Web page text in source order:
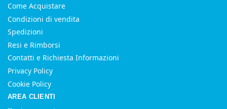
Come Acquistare
Condizioni di vendita
Spedizioni
Resi e Rimborsi
Contatti e Richiesta Informazioni
Privacy Policy
Cookie Policy
AREA CLIENTI